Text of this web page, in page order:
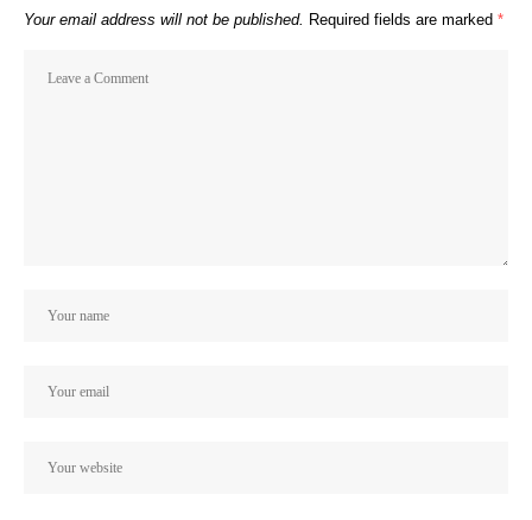
Your email address will not be published. Required fields are marked *